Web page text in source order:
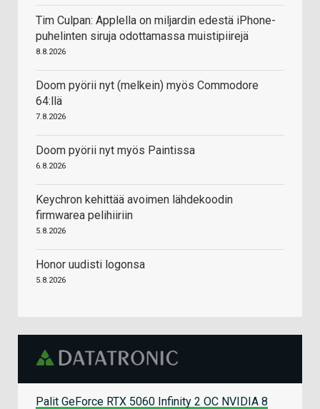
Tim Culpan: Applella on miljardin edestä iPhone-
puhelinten siruja odottamassa muistipiirejä
8.8.2026
Doom pyörii nyt (melkein) myös Commodore
64:llä
7.8.2026
Doom pyörii nyt myös Paintissa
6.8.2026
Keychron kehittää avoimen lähdekoodin
firmwarea pelihiiriin
5.8.2026
Honor uudisti logonsa
5.8.2026
Palit GeForce RTX 5060 Infinity 2 OC NVIDIA 8